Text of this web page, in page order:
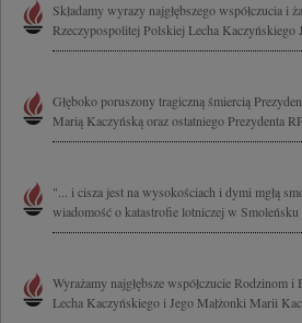
Składamy wyrazy najgłębszego współczucia
Rzeczypospolitej Polskiej Lecha Kaczyńskiego
Głęboko poruszony tragiczną śmiercią
Marią Kaczyńską oraz ostatniego Prezydenta
"... i cisza jest na wysokościach i dymi mgłą
wiadomość o katastrofie lotniczej w
Wyrażamy najgłębsze współczucie Rodzinom
Lecha Kaczyńskiego i Jego Małżonki Marii